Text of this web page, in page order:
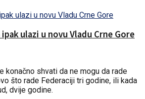
ulazi u novu Vladu Crne Gore
konačno shvati da ne mogu da rade
što rade Federaciji tri godine, ili kada
dvije godine.